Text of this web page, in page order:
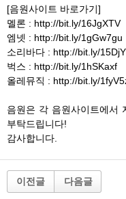
[음원사이트 바로가기]
멜론 : http://bit.ly/16JgXTV
엠넷 : http://bit.ly/1gGw7gu
소리바다 : http://bit.ly/
벅스 : http://bit.ly/1hSKaxf
올레뮤직 : http://bit.ly/
음원은 각 음원사이트에서
부탁드립니다!
감사합니다.
이전글 다음글